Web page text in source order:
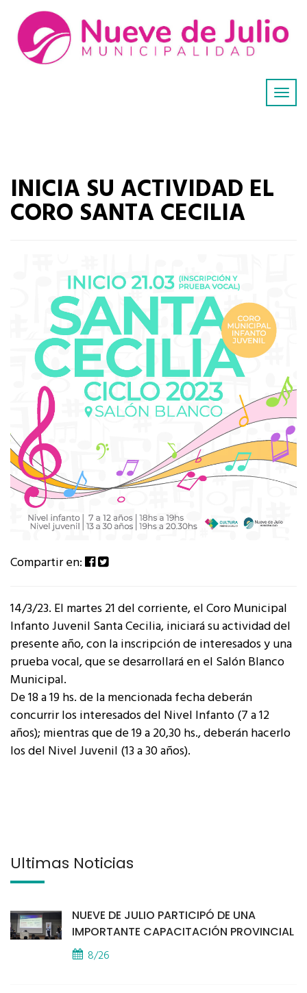
INICIA SU ACTIVIDAD EL
CORO SANTA CECILIA
Compartir en:
14/3/23. El martes 21 del corriente, el Coro Municipal
Infanto Juvenil Santa Cecilia, iniciará su actividad del
presente año, con la inscripción de interesados y una
prueba vocal, que se desarrollará en el Salón Blanco
Municipal.
De 18 a 19 hs. de la mencionada fecha deberán
concurrir los interesados del Nivel Infanto (7 a 12
años); mientras que de 19 a 20,30 hs., deberán hacerlo
los del Nivel Juvenil (13 a 30 años).
Últimas Noticias
NUEVE DE JULIO PARTICIPÓ DE UNA
IMPORTANTE CAPACITACIÓN PROVINCIAL
8/26